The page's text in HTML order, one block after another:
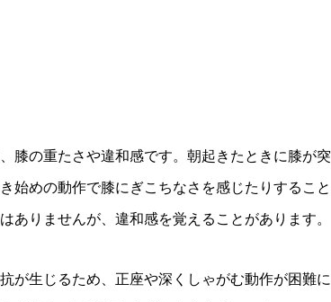
膝の重たさや違和感です。朝起きたときに膝が突
始めの動作で膝にぎこちなさを感じたりすること
ありませんが、違和感を覚えることがあります。
が生じるため、正座や深くしゃがむ動作が困難に